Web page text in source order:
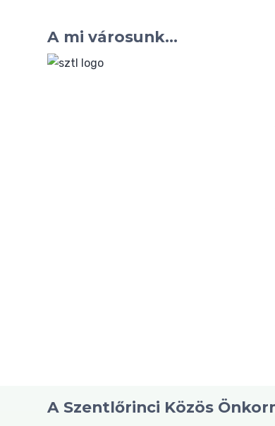
A mi városunk...
A Szentlőrinci Közös